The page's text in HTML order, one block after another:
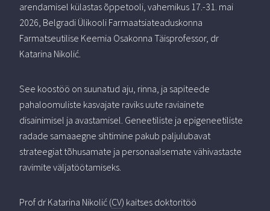
arendamisel külastas õppetooli, vahemikus 17.-31. mai
2026, Belgradi Ülikooli Farmaatsiateaduskonna
Farmatseutilise Keemia Osakonna Täisprofessor, dr
Katarina Nikolić.
See koostöö on suunatud aju, rinna, ja sapiteede
pahaloomuliste kasvajate raviks uute raviainete
disainimisel ja avastamisel. Geneetiliste ja epigeneetiliste
radade samaaegne sihtimine pakub paljulubavat
strateegiat tõhusamate ja personaalsemate vähivastaste
ravimite väljatöötamiseks.
Prof dr Katarina Nikolić (CV) kaitses doktoritöö